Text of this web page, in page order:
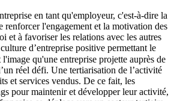
également important que la culture d'entreprise soit soutenue par la direction et que les dirigeants agissent comme des modèles pour les autres membres de l'organisation. Une culture d'entreprise forte peut aider les entreprises à atteindre leurs objectifs à long terme en créant un environnement de travail positif et productif pour tous les employés. Finalement, la construction d'une culture d’entreprise forte nécessite une compréhension approfondie des valeurs, de la culture et des objectifs de l'entreprise, ainsi que des besoins et des attentes des employés potentiels et actuels. Cela permettra aux entreprises de développer leur marque employeur, devenant un employeur de choix pour les meilleurs talents en renforçant leur positionnement sur le marché de l'emploi. En revanche, une culture d'entreprise faible ou dysfonctionnelle peut entraîner une mauvaise communication, une baisse de la motivation voir de la productivité en interne à cause de conflits ! I Pouvant trouver écho dans les relations avec les clients et partenaires, c’est l’image sociale de l’entreprise qui est impactée ! ➡ L'image sociale au service de la marque employeur L'image sociale d'une entreprise fait référence à la façon dont cette entreprise est perçue par le public, les consommateurs, les autres parties prenantes mais aussi leurs propres employés. Cette image peut être influencée par de nombreux facteurs, tels que les produits ou services de l'entreprise, sa réputation, son engagement en faveur de la responsabilité sociale et environnementale, sa communication et ses relations publiques, ainsi que la façon dont elle traite ses employés. Une image sociale positive peut aider une entreprise à attirer et à fidéliser les clients, à renforcer la loyauté des employés, à améliorer sa réputation et à attirer des investisseurs et des partenaires commerciaux. En revanche, une image sociale négative peut entraîner une perte de clients, une mauvaise réputation, des problèmes de recrutement et de rétention des employés, ainsi que des impacts f